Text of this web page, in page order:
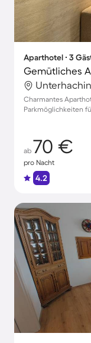
Aparthotel ∙ 3
Gemütliches
Charmantes
Parkmöglichkeiten
ab 70 €
pro Nacht
4.2